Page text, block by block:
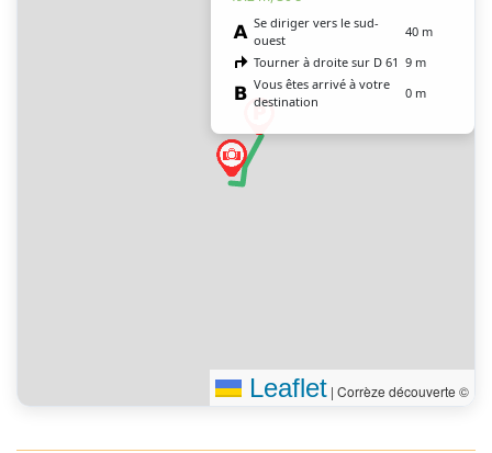
Se diriger vers le sud-
ouest
40 m
Tourner à droite sur D 61 9 m
Vous êtes arrivé à votre
destination
0 m
Leaflet | Corrèze découverte ©